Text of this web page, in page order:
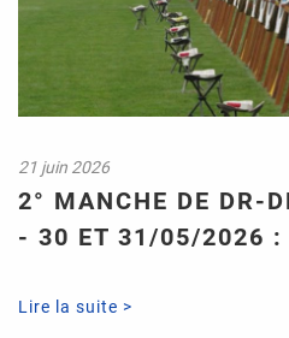
21 juin 2026
2° MANCHE DE DR-
- 30 ET 31/05/2026 :
Lire la suite >